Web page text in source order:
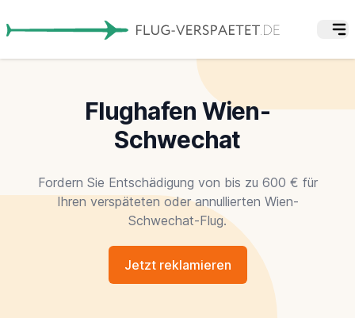
Flughafen Wien-
Schwechat
Fordern Sie Entschädigung von bis zu 600 € für
Ihren verspäteten oder annullierten Wien-
Schwechat-Flug.
Jetzt reklamieren